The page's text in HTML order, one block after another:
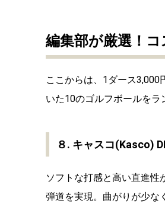
編集部が厳選！
ここからは、1ダース
いた10のゴルフボールをラ
８. キャスコ(Kasco)
ソフトな打感と高い直進
弾道を実現。曲がりが少な